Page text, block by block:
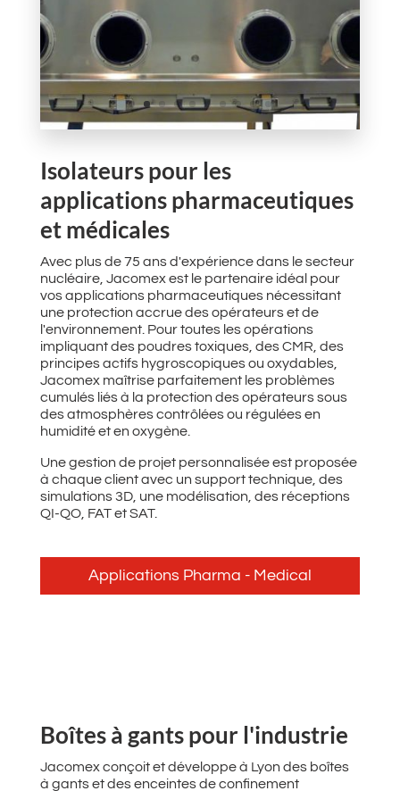
Isolateurs pour les
applications pharmaceutiques
et médicales
Avec plus de 75 ans d'expérience dans le secteur
nucléaire, Jacomex est le partenaire idéal pour
vos applications pharmaceutiques nécessitant
une protection accrue des opérateurs et de
l'environnement. Pour toutes les opérations
impliquant des poudres toxiques, des CMR, des
principes actifs hygroscopiques ou oxydables,
Jacomex maîtrise parfaitement les problèmes
cumulés liés à la protection des opérateurs sous
des atmosphères contrôlées ou régulées en
humidité et en oxygène.
Une gestion de projet personnalisée est proposée
à chaque client avec un support technique, des
simulations 3D, une modélisation, des réceptions
QI-QO, FAT et SAT.
Applications Pharma - Medical
Boîtes à gants pour l'industrie
Jacomex conçoit et développe à Lyon des boîtes
à gants et des enceintes de confinement